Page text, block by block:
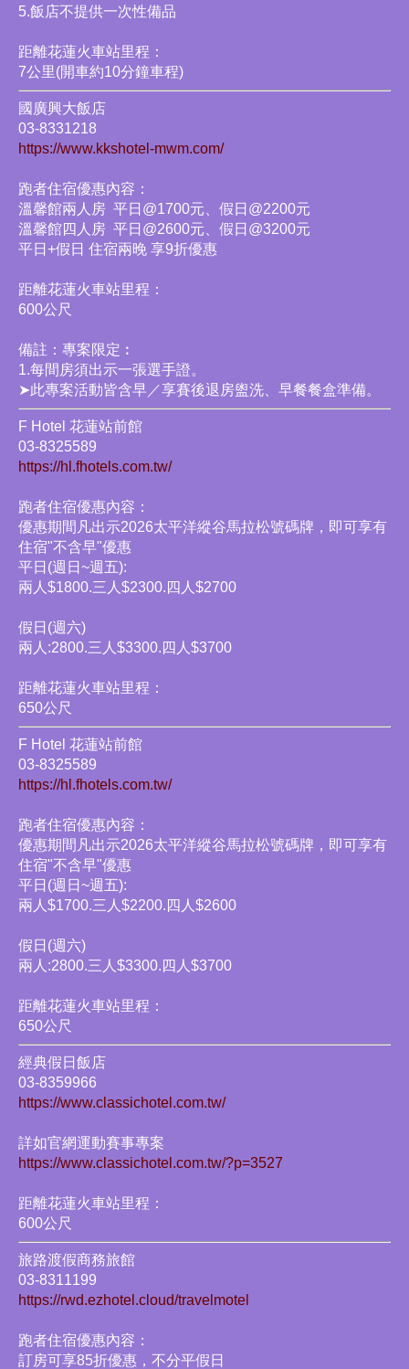
5.飯店不提供一次性備品
距離花蓮火車站里程：
7公里(開車約10分鐘車程)
國廣興大飯店
03-8331218
https://www.kkshotel-mwm.com/
跑者住宿優惠內容：
溫馨館兩人房 平日@1700元、假日@2200元
溫馨館四人房 平日@2600元、假日@3200元
平日+假日 住宿兩晚 享9折優惠
距離花蓮火車站里程：
600公尺
備註：專案限定︰
1.每間房須出示一張選手證。
➤此專案活動皆含早／享賽後退房盥洗、早餐餐盒準備。
F Hotel 花蓮站前館
03-8325589
https://hl.fhotels.com.tw/
跑者住宿優惠內容：
優惠期間凡出示2026太平洋縱谷馬拉松號碼牌，即可享有
住宿"不含早"優惠
平日(週日~週五):
兩人$1800.三人$2300.四人$2700
假日(週六)
兩人:2800.三人$3300.四人$3700
距離花蓮火車站里程：
650公尺
F Hotel 花蓮站前館
03-8325589
https://hl.fhotels.com.tw/
跑者住宿優惠內容：
優惠期間凡出示2026太平洋縱谷馬拉松號碼牌，即可享有
住宿"不含早"優惠
平日(週日~週五):
兩人$1700.三人$2200.四人$2600
假日(週六)
兩人:2800.三人$3300.四人$3700
距離花蓮火車站里程：
650公尺
經典假日飯店
03-8359966
https://www.classichotel.com.tw/
詳如官網運動賽事專案
https://www.classichotel.com.tw/?p=3527
距離花蓮火車站里程：
600公尺
旅路渡假商務旅館
03-8311199
https://rwd.ezhotel.cloud/travelmotel
跑者住宿優惠內容：
訂房可享85折優惠，不分平假日